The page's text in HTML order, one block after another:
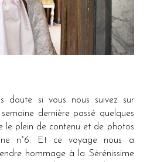
si vous nous suivez sur
dernière passé quelques
le plein de contenu et de photos
n°6. Et ce voyage nous a
hommage à la Sérénissime